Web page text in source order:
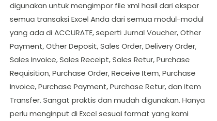
digunakan untuk mengimpor file xml hasil dari ekspor
semua transaksi Excel Anda dari semua modul-modul
yang ada di ACCURATE, seperti Jurnal Voucher, Other
Payment, Other Deposit, Sales Order, Delivery Order,
Sales Invoice, Sales Receipt, Sales Retur, Purchase
Requisition, Purchase Order, Receive Item, Purchase
Invoice, Purchase Payment, Purchase Retur, dan Item
Transfer. Sangat praktis dan mudah digunakan. Hanya
perlu menginput di Excel sesuai format yang kami